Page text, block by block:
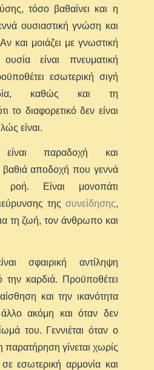
τόσο βαθαίνει και η
ουσιαστική γνώση και
και μοιάζει με γνωστική
είναι πνευματική
εσωτερική σιγή
καθώς και τη
το διαφορετικό δεν είναι
είναι.
παραδοχή και
βαθιά αποδοχή που γεννά
ροή. Είναι μονοπάτι
της συνείδησης,
τη ζωή, τον άνθρωπο και
σφαιρική αντίληψη
την καρδιά. Προϋποθέτει
και την ικανότητα
ακόμη και όταν δεν
του. Γεννιέται όταν ο
παρατήρηση γίνεται χωρίς
εσωτερική αρμονία και